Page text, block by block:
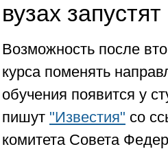
вузах
Возможность после
курса поменять
обучения появится у
пишут "Известия" со
комитета Совета